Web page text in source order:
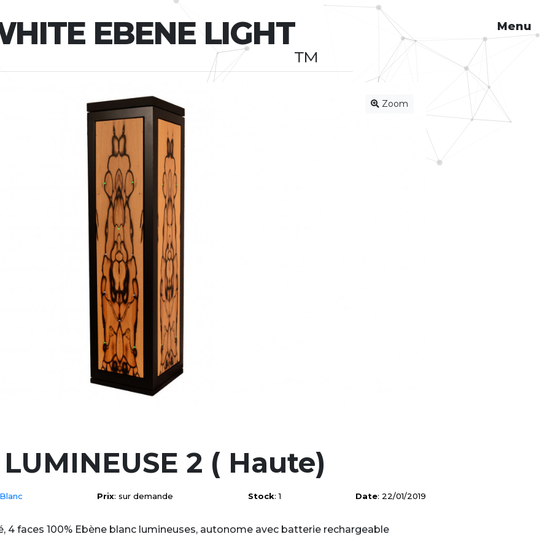
Menu
EBENE LIGHT
™
Zoom
2 ( Haute)
Prix: sur demande Stock: 1 Date: 22/01/2019
4 faces 100% Ebène blanc lumineuses, autonome avec batterie rechargeable